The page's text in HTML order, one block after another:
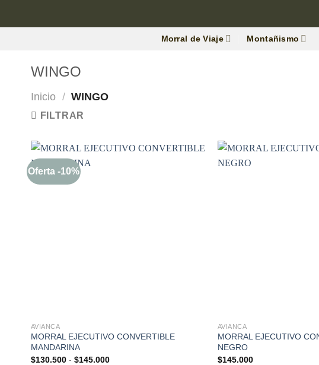
Morral de Viaje Montañismo
WINGO
Inicio / WINGO
FILTRAR
Oferta -10%
AVIANCA
MORRAL EJECUTIVO CONVERTIBLE
MANDARINA
$130.500 - $145.000
AVIANCA
MORRAL EJECUTIVO
NEGRO
$145.000